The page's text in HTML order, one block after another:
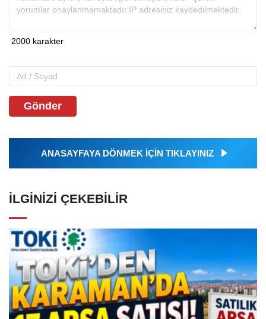
Gönder
ANASAYFAYA DÖNMEK İÇİN TIKLAYINIZ
İLGINIZI ÇEKEBILIR